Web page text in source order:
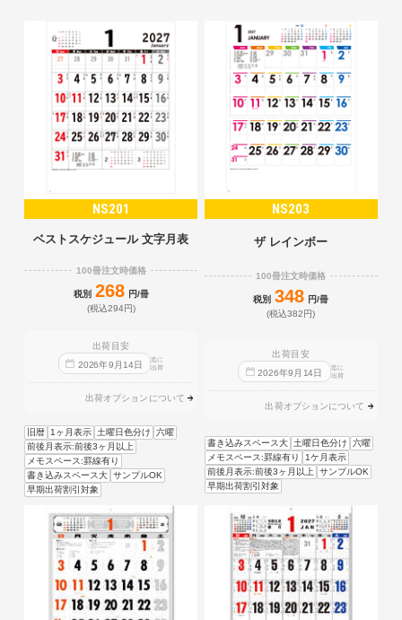
NS201
ベストスケジュール 文字月表
100冊注文時価格
税別 268 円/冊
(税込294円)
出荷目安
2026年9 月 14日
迄に
出荷
出荷オプションについて
旧暦 1ヶ月表示 土曜日色分け
六曜
前後月表示:前後3ヶ月以上
メモスペース:罫線有り
書き込みスペース大 サンプルOK
早期出荷割引対象
NS203
ザ レインボー
100冊注文時価格
税別 348 円/冊
(税込382円)
出荷目安
2026年9 月 14日
迄に
出荷
出荷オプションについて
書き込みスペース大 土曜日色分け
六曜
メモスペース:罫線有り
1ケ月表示
前後月表示:前後3ヶ月以上 サンプルOK
早期出荷割引対象